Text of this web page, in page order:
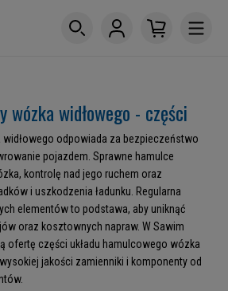
wózka widłowego - części
widłowego odpowiada za bezpieczeństwo
pojazdem. Sprawne hamulce
kontrolę nad jego ruchem oraz
i uszkodzenia ładunku. Regularna
elementów to podstawa, aby uniknąć
oraz kosztownych napraw. W Sawim
ofertę części układu hamulcowego wózka
jakości zamienniki i komponenty od